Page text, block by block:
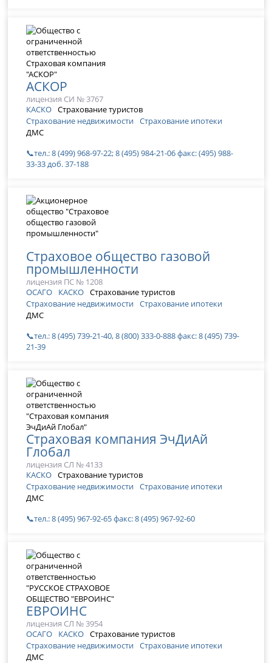
АСКОР
лицензия СИ № 3767
КАСКО Страхование туристов
Страхование недвижимости Страхование ипотеки
ДМС
📞тел.: 8 (499) 968-97-22; 8 (495) 984-21-06 факс: (495) 988-
33-33 доб. 37-188
Страховое общество газовой
промышленности
лицензия ПС № 1208
ОСАГО
КАСКО Страхование туристов
Страхование недвижимости Страхование ипотеки
ДМС
📞тел.: 8 (495) 739-21-40, 8 (800) 333-0-888 факс: 8 (495) 739-
21-39
Страховая компания ЭчДиАй
Глобал
лицензия СЛ № 4133
КАСКО Страхование туристов
Страхование недвижимости Страхование ипотеки
ДМС
📞тел.: 8 (495) 967-92-65 факс: 8 (495) 967-92-60
ЕВРОИНС
лицензия СЛ № 3954
ОСАГО
КАСКО Страхование туристов
Страхование недвижимости Страхование ипотеки
ДМС